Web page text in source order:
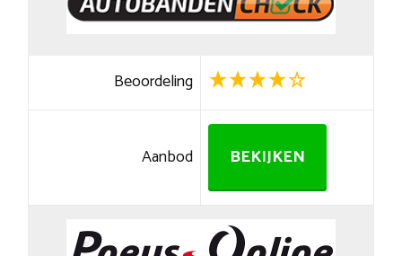
Beoordeling
Aanbod BEKIJKEN